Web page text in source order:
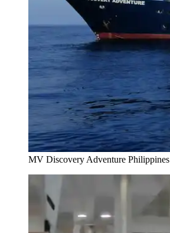
MV Discovery Adventure Philippines